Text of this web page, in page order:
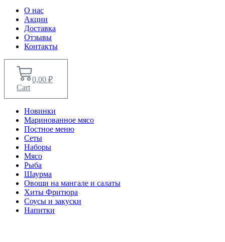
О нас
Акции
Доставка
Отзывы
Контакты
0,00 ₽
Cart
Новинки
Маринованное мясо
Постное меню
Сеты
Наборы
Мясо
Рыба
Шаурма
Овощи на мангале и салаты
Хиты Фритюра
Соусы и закуски
Напитки